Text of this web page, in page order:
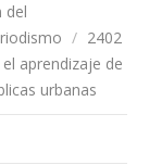
del
/ 2402
aprendizaje de
urbanas